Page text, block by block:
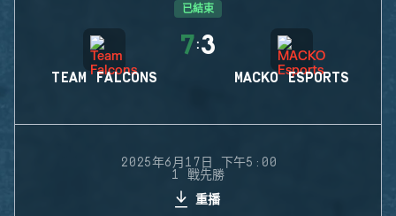
已結束
TEAM FALCONS
7:3
MACKO ESPORTS
2025年6月17日 下午5:00
1 戰先勝
重播